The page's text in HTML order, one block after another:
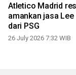
Atletico Madrid
amankan jasa Lee
dari PSG
26 July 2026 7:32 WIB